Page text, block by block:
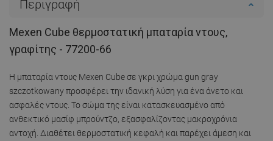
Περιγραφή
Mexen Cube θερμοστατική μπαταρία ντους,
γραφίτης - 77200-66
Η μπαταρία ντους Mexen Cube σε γκρι χρώμα gun gray
szczotkowany προσφέρει την ιδανική λύση για ένα άνετο και
ασφαλές ντους. Το σώμα της είναι κατασκευασμένο από
ανθεκτικό μασίφ μπρούντζο, εξασφαλίζοντας μακροχρόνια
αντοχή. Διαθέτει θερμοστατική κεφαλή και παρέχει άμεση και